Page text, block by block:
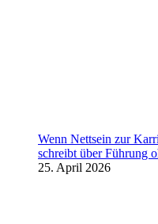
Wenn Nettsein zur
schreibt über Führung
25. April 2026